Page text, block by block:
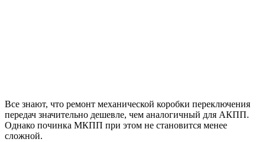
Все знают, что ремонт механической коробки переключения
передач значительно дешевле, чем аналогичный для АКПП.
Однако починка МКПП при этом не становится менее
сложной.